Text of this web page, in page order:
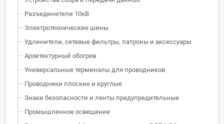
Разъединители 10кВ
Электротехнические шины
Удлинители, сетевые фильтры, патроны и аксессуары
Архитектурный обогрев
Универсальные терминалы для проводников
Проводники плоские и круглые
Знаки безопасности и ленты предупредительные
Промышленное освещение